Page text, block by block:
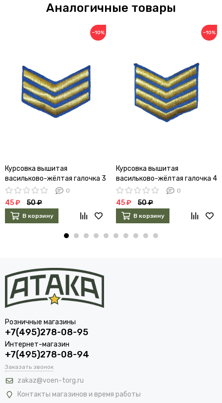
Аналогичные товары
−10%
Курсовка вышитая
васильково-жёлтая галочка 3
курс
0
45 ₽ 50 ₽
В корзину
−10%
Курсовка вышитая
васильково-жёлтая галочка 4
курс
0
45 ₽ 50 ₽
В корзину
Розничные магазины
+7(495)278-08-95
Интернет-магазин
+7(495)278-08-94
Заказать звонок
zakaz@voen-torg.ru
Контакты магазинов и время работы